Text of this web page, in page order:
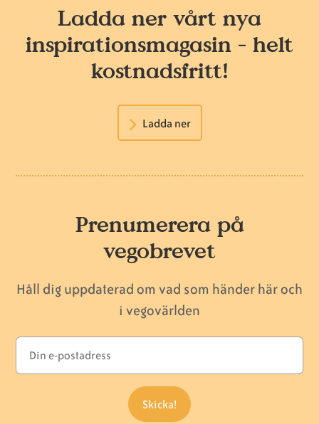
Ladda ner vårt nya
inspirationsmagasin - helt
kostnadsfritt!
Ladda ner
Prenumerera på
vegobrevet
Håll dig uppdaterad om vad som händer här och
i vegovärlden